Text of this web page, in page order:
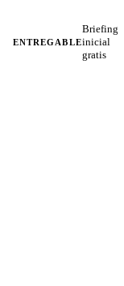
ENTREGABLE
Briefing
inicial
gratis